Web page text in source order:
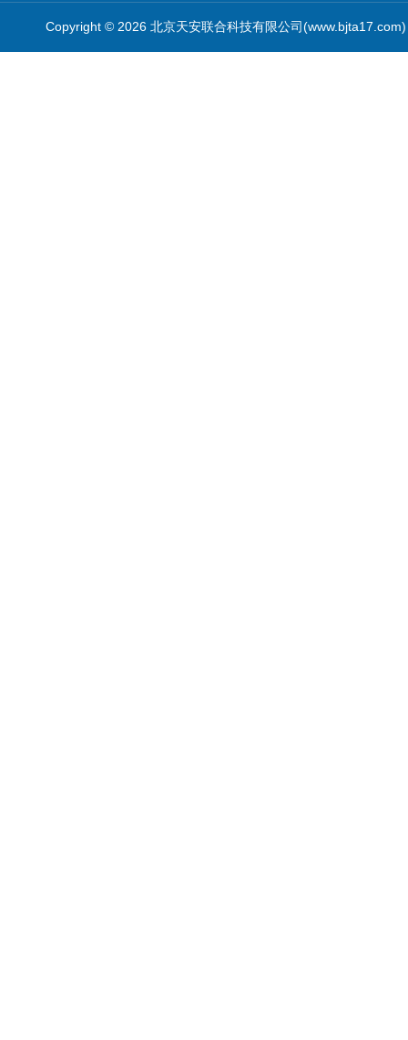
Copyright © 2026 北京天安联合科技有限公司